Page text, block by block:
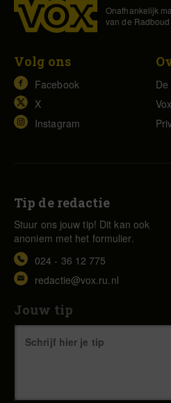
Onafhankelijk
van de
Volg ons
Facebook
X
Instagram
Tip de redactie
Stuur ons jouw tip! Dit kan ook
anoniem met het formulier.
024 - 36 12 775
redactie@vox.ru.nl
Jouw tip